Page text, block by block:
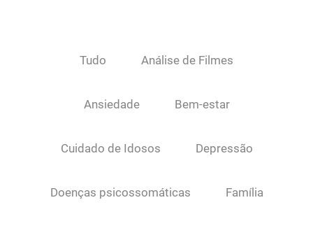
Tudo Análise de Filmes
Ansiedade Bem-estar
Cuidado de Idosos Depressão
Doenças psicossomáticas Família